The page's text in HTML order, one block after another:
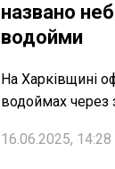
названо
водойми
На Харківщині
водоймах через
16.06.2025, 14:28